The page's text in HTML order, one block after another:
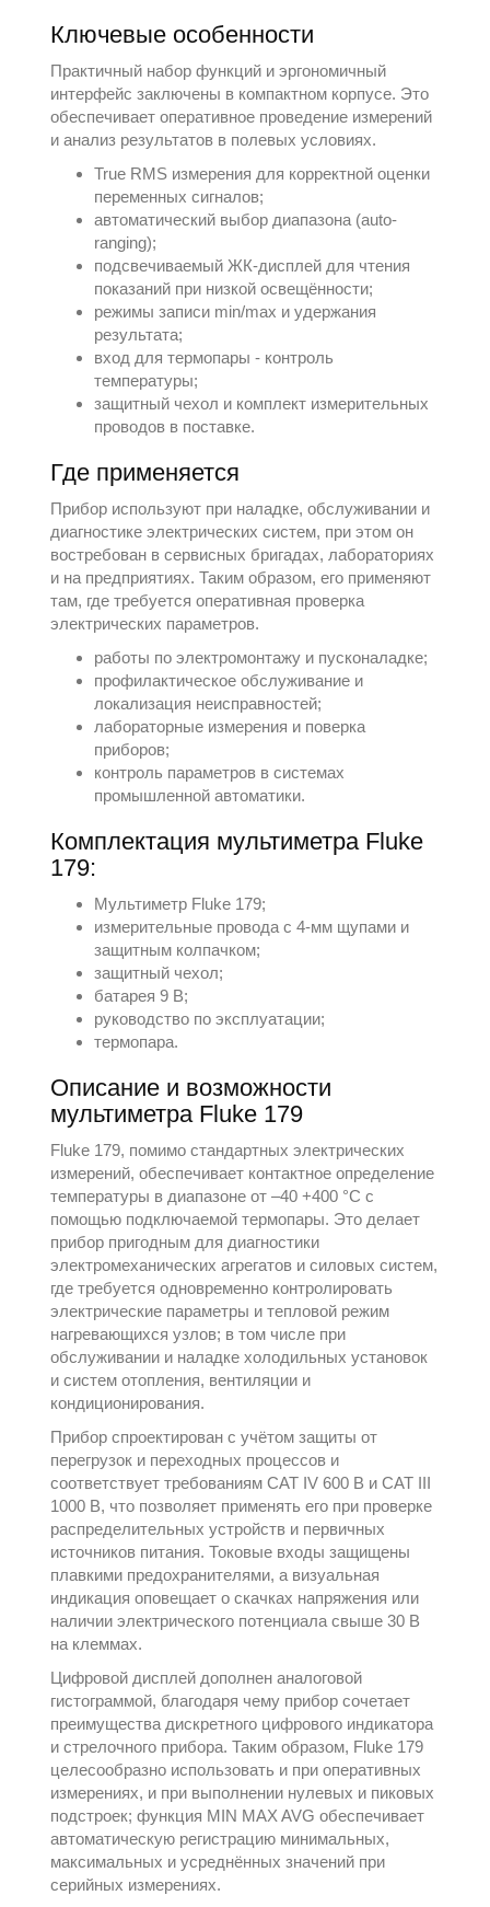
Ключевые особенности
Практичный набор функций и эргономичный
интерфейс заключены в компактном корпусе. Это
обеспечивает оперативное проведение измерений
и анализ результатов в полевых условиях.
True RMS измерения для корректной оценки
переменных сигналов;
автоматический выбор диапазона (auto-
ranging);
подсвечиваемый ЖК-дисплей для чтения
показаний при низкой освещённости;
режимы записи min/max и удержания
результата;
вход для термопары - контроль
температуры;
защитный чехол и комплект измерительных
проводов в поставке.
Где применяется
Прибор используют при наладке, обслуживании и
диагностике электрических систем, при этом он
востребован в сервисных бригадах, лабораториях
и на предприятиях. Таким образом, его применяют
там, где требуется оперативная проверка
электрических параметров.
работы по электромонтажу и пусконаладке;
профилактическое обслуживание и
локализация неисправностей;
лабораторные измерения и поверка
приборов;
контроль параметров в системах
промышленной автоматики.
Комплектация мультиметра Fluke
179:
Мультиметр Fluke 179;
измерительные провода с 4-мм щупами и
защитным колпачком;
защитный чехол;
батарея 9 В;
руководство по эксплуатации;
термопара.
Описание и возможности
мультиметра Fluke 179
Fluke 179, помимо стандартных электрических
измерений, обеспечивает контактное определение
температуры в диапазоне от –40 +400 °C с
помощью подключаемой термопары. Это делает
прибор пригодным для диагностики
электромеханических агрегатов и силовых систем,
где требуется одновременно контролировать
электрические параметры и тепловой режим
нагревающихся узлов; в том числе при
обслуживании и наладке холодильных установок
и систем отопления, вентиляции и
кондиционирования.
Прибор спроектирован с учётом защиты от
перегрузок и переходных процессов и
соответствует требованиям CAT IV 600 В и CAT III
1000 В, что позволяет применять его при проверке
распределительных устройств и первичных
источников питания. Токовые входы защищены
плавкими предохранителями, а визуальная
индикация оповещает о скачках напряжения или
наличии электрического потенциала свыше 30 В
на клеммах.
Цифровой дисплей дополнен аналоговой
гистограммой, благодаря чему прибор сочетает
преимущества дискретного цифрового индикатора
и стрелочного прибора. Таким образом, Fluke 179
целесообразно использовать и при оперативных
измерениях, и при выполнении нулевых и пиковых
подстроек; функция MIN MAX AVG обеспечивает
автоматическую регистрацию минимальных,
максимальных и усреднённых значений при
серийных измерениях.